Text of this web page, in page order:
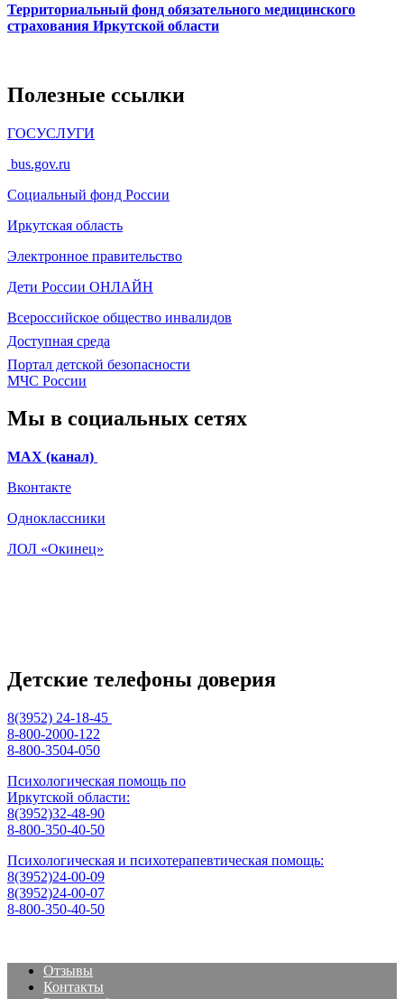
Территориальный фонд обязательного медицинского
страхования Иркутской области
Полезные ссылки
ГОСУСЛУГИ
bus.gov.ru
Социальный фонд России
Иркутская область
Электронное правительство
Дети России ОНЛАЙН
Всероссийское общество инвалидов
Доступная среда
Портал детской безопасности
МЧС России
Мы в социальных сетях
МАХ (канал)
Вконтакте
Одноклассники
ЛОЛ «Окинец»
Детские телефоны доверия
8(3952) 24-18-45
8-800-2000-122
8-800-3504-050
Психологическая помощь по
Иркутской области:
8(3952)32-48-90
8-800-350-40-50
Психологическая и психотерапевтическая помощь:
8(3952)24-00-09
8(3952)24-00-07
8-800-350-40-50
Отзывы
Контакты